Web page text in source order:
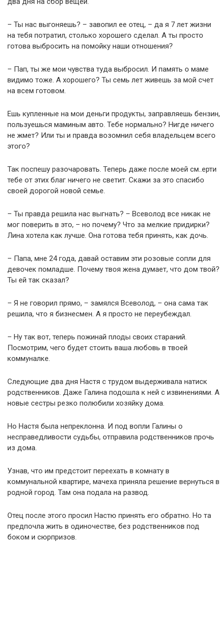
– Ты нас выгоняешь? – завопил ее отец, – да я 7 лет жизни
на тебя потратил, столько хорошего сделал. А ты просто
готова выбросить на помойку наши отношения?
– Пап, ты же мои чувства туда выбросил. И память о маме
видимо тоже. А хорошего? Ты семь лет живешь за мой счет
на всем готовом.
Ешь купленные на мои деньги продукты, заправляешь бензин,
пользуешься маминым авто. Тебе нормально? Нигде ничего
не жмет? Или ты и правда возомнил себя владельцем всего
этого?
Так поспешу разочаровать. Теперь даже после моей см..ерти
тебе от этих благ ничего не светит. Скажи за это спасибо
своей дорогой новой семье.
– Ты правда решила нас выгнать? – Всеволод все никак не
мог поверить в это, – но почему? Что за мелкие придирки?
Лина хотела как лучше. Она готова тебя принять, как дочь.
– Папа, мне 24 года, давай оставим эти розовые сопли для
девочек помладше. Почему твоя жена думает, что дом твой?
Ты ей так сказал?
– Я не говорил прямо, – замялся Всеволод, – она сама так
решила, что я бизнесмен. А я просто не переубеждал.
– Ну так вот, теперь пожинай плоды своих стараний.
Посмотрим, чего будет стоить ваша любовь в твоей
коммуналке.
Следующие два дня Настя с трудом выдерживала натиск
родственников. Даже Галина подошла к ней с извинениями. А
новые сестры резко полюбили хозяйку дома.
Но Настя была непреклонна. И под вопли Галины о
несправедливости судьбы, отправила родственников прочь
из дома.
Узнав, что им предстоит переехать в комнату в
коммунальной квартире, мачеха приняла решение вернуться в
родной город. Там она подала на развод.
Отец после этого просил Настю принять его обратно. Но та
предпочла жить в одиночестве, без родственников под
боком и сюрпризов.